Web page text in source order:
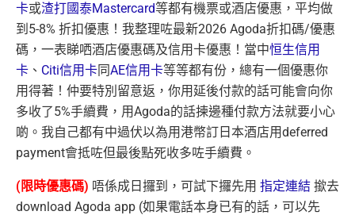
卡或渣打國泰Mastercard等都有機票或酒店優惠 ，平均做
到5-8% 折扣優惠！我整理咗最新2026 Agoda折扣碼/優惠
碼，一表睇哂酒店優惠碼及信用卡優惠！ 當中恒生信用
卡 、 Citi信用卡同AE信用卡等等都有份，總有一個優惠你
用得著！仲要特別留意返，你用延後付款的話可能會向你
多收了5%手續費，用Agoda的話揀邊種付款方法就要小心
啲。我自己都有中過伏以為用港幣訂日本酒店用deferred
payment會抵咗但最後點死收多咗手續費。
(限時優惠碼) 唔係成日攞到，可試下攞先用 指定連結 撳去
download Agoda app (如果電話本身已有的話，可以先